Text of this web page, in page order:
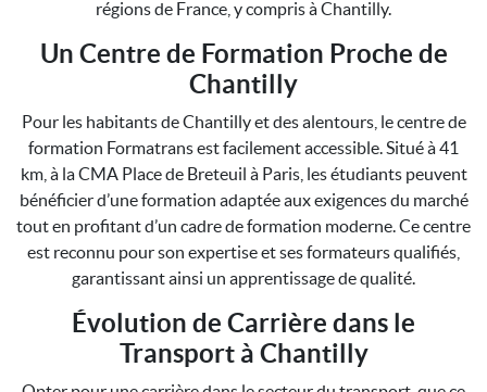
régions de France, y compris à Chantilly.
Un Centre de Formation Proche de
Chantilly
Pour les habitants de Chantilly et des alentours, le centre de
formation Formatrans est facilement accessible. Situé à 41
km, à la CMA Place de Breteuil à Paris, les étudiants peuvent
bénéficier d’une formation adaptée aux exigences du marché
tout en profitant d’un cadre de formation moderne. Ce centre
est reconnu pour son expertise et ses formateurs qualifiés,
garantissant ainsi un apprentissage de qualité.
Évolution de Carrière dans le
Transport à Chantilly